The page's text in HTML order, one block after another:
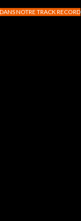
DANS NOTRE TRACK RECORD